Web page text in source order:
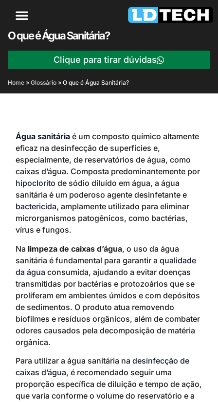
O que é Água Sanitária?
Clique para tirar dúvidas
Home » Glossário » O que é Água Sanitária?
Água sanitária é um composto químico altamente
eficaz na desinfecção de superfícies e,
especialmente, de reservatórios de água, como
caixas d’água. Composta predominantemente por
hipoclorito de sódio diluído em água, a água
sanitária é um poderoso agente desinfetante e
bactericida, amplamente utilizado para eliminar
microrganismos patogênicos, como bactérias,
vírus e fungos.
Na limpeza de caixas d’água, o uso da água
sanitária é fundamental para garantir a qualidade
da água consumida, ajudando a evitar doenças
transmitidas por bactérias e protozoários que se
proliferam em ambientes úmidos e com depósitos
de sedimentos. O produto atua removendo
biofilmes e resíduos orgânicos, além de combater
odores causados pela decomposição de matéria
orgânica.
Para utilizar a água sanitária na desinfecção de
caixas d’água, é recomendado seguir uma
proporção específica de diluição e tempo de ação,
que varia conforme o volume do reservatório e a